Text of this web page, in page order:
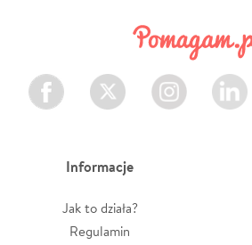
Facebook Twitter Instagram LinkedIn
Informacje
Jak to działa?
Regulamin